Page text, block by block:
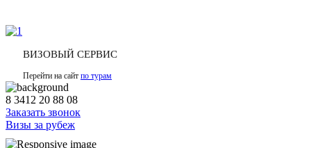
ВИЗОВЫЙ СЕРВИС
Перейти на сайт по турам
8 3412 20 88 08
Заказать звонок
Визы за рубеж